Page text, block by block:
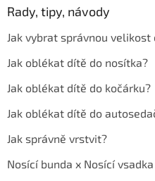
Rady, tipy, návody
Jak vybrat správnou velikost
Jak oblékat dítě do nosítka?
Jak oblékat dítě do kočárku?
Jak oblékat dítě do
Jak správně vrstvit?
Nosící bunda x Nosící